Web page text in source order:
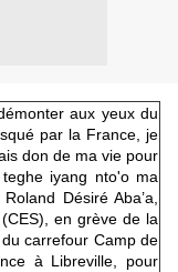
aux yeux du
par la France, je
don de ma vie pour
iyang nto'o ma
Désiré Aba’a,
en grève de la
carrefour Camp de
à Libreville, pour